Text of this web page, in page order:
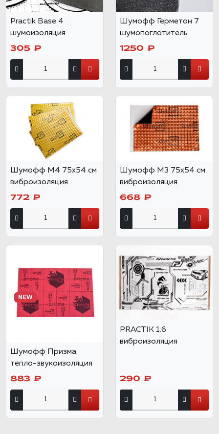
Practik Base 4
шумоизоляция
305 ₽
Шумофф Герметон 7
шумопоглотитель
1250 ₽
Шумофф М4 75х54 см
виброизоляция
772 ₽
Шумофф М3 75х54 см
виброизоляция
668 ₽
NEW
Шумофф Призма
тепло-звукоизоляция
883 ₽
PRACTIK 1.6
виброизоляция
290 ₽